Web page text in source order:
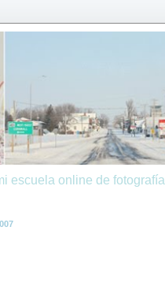
escuela online de fotografía